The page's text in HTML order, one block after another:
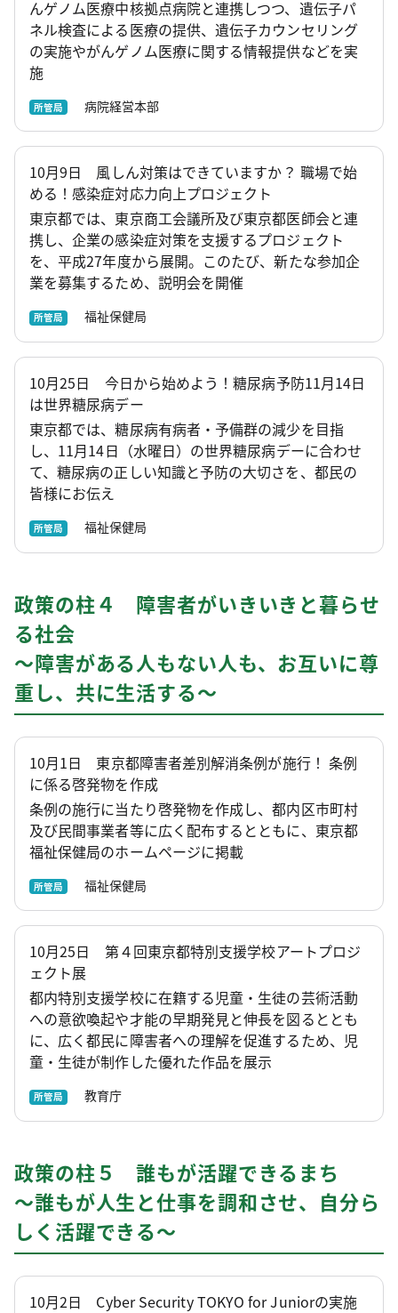
んゲノム医療中核拠点病院と連携しつつ、遺伝子パ
ネル検査による医療の提供、遺伝子カウンセリング
の実施やがんゲノム医療に関する情報提供などを実
施
所管局 病院経営本部
10月9日 風しん対策はできていますか？ 職場で始
める！感染症対応力向上プロジェクト
東京都では、東京商工会議所及び東京都医師会と連
携し、企業の感染症対策を支援するプロジェクト
を、平成27年度から展開。このたび、新たな参加企
業を募集するため、説明会を開催
所管局 福祉保健局
10月25日 今日から始めよう！糖尿病予防11月14日
は世界糖尿病デー
東京都では、糖尿病有病者・予備群の減少を目指
し、11月14日（水曜日）の世界糖尿病デーに合わせ
て、糖尿病の正しい知識と予防の大切さを、都民の
皆様にお伝え
所管局 福祉保健局
政策の柱４ 障害者がいきいきと暮らせ
る社会
～障害がある人もない人も、お互いに尊
重し、共に生活する～
10月1日 東京都障害者差別解消条例が施行！ 条例
に係る啓発物を作成
条例の施行に当たり啓発物を作成し、都内区市町村
及び民間事業者等に広く配布するとともに、東京都
福祉保健局のホームページに掲載
所管局 福祉保健局
10月25日 第４回東京都特別支援学校アートプロジ
ェクト展
都内特別支援学校に在籍する児童・生徒の芸術活動
への意欲喚起や才能の早期発見と伸長を図るととも
に、広く都民に障害者への理解を促進するため、児
童・生徒が制作した優れた作品を展示
所管局 教育庁
政策の柱５ 誰もが活躍できるまち
～誰もが人生と仕事を調和させ、自分ら
しく活躍できる～
10月2日 Cyber Security TOKYO for Juniorの実施